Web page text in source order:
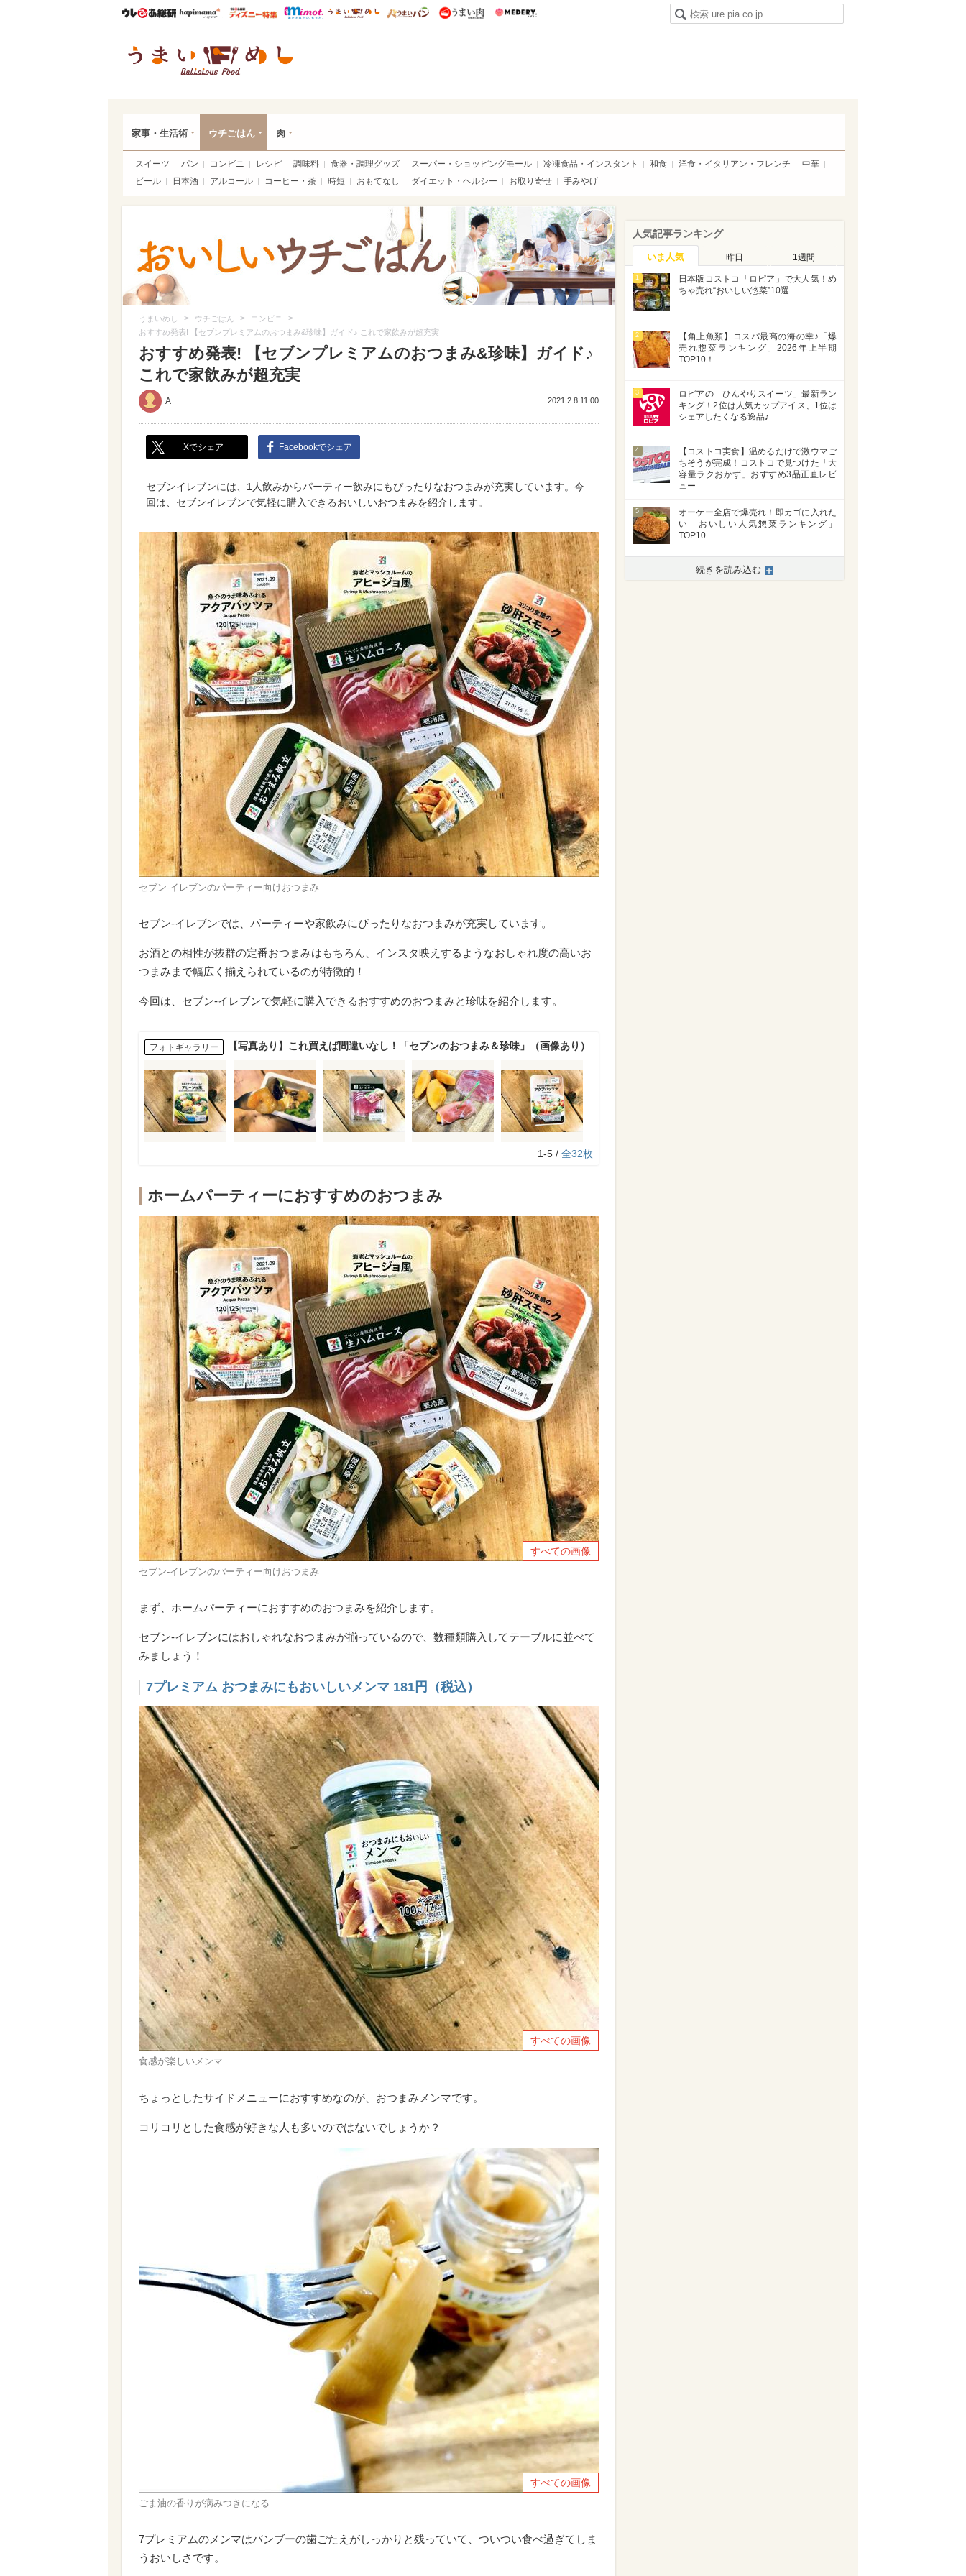
ウレぴあ総研ハピママ* ウレぴあ総研 ディズニー特集
mimot. うまいめし うまいパン うまい肉
家事・生活術 ウチごはん 肉
スイーツ パン コンビニ レシピ 調味料 食器・調理グッズ スーパー・ショッピングモール 冷凍食品・インスタント 和食 洋食・イタリアン・フレンチ
中華
ビール
日本酒 アルコール コーヒー・茶 時短 おもてなし ダイエット・ヘルシー お取り寄せ 手みやげ
うまいめし > ウチごはん > コンビニ >
おすすめ発表! 【セブンプレミアムのおつまみ&珍味】ガイド♪ これで家飲みが超充実
おすすめ発表! 【セブンプレミアムのおつまみ&珍味】ガイド♪
これで家飲みが超充実
A 2021.2.8 11:00
Xでシェア Facebookでシェア
セブンイレブンには、1人飲みからパーティー飲みにもぴったりなおつまみが充実しています。今
回は、セブンイレブンで気軽に購入できるおいしいおつまみを紹介します。
セブン-イレブンのパーティー向けおつまみ
セブン-イレブンでは、パーティーや家飲みにぴったりなおつまみが充実しています。
お酒との相性が抜群の定番おつまみはもちろん、インスタ映えするようなおしゃれ度の高いお
つまみまで幅広く揃えられているのが特徴的！
今回は、セブン-イレブンで気軽に購入できるおすすめのおつまみと珍味を紹介します。
フォトギャラリー 【写真あり】これ買えば間違いなし！「セブンのおつまみ＆珍味」（画像あり）
1-5 / 全32枚
ホームパーティーにおすすめのおつまみ
すべての画像
セブン-イレブンのパーティー向けおつまみ
まず、ホームパーティーにおすすめのおつまみを紹介します。
セブン-イレブンにはおしゃれなおつまみが揃っているので、数種類購入してテーブルに並べて
みましょう！
7プレミアム おつまみにもおいしいメンマ 181円（税込）
すべての画像
食感が楽しいメンマ
ちょっとしたサイドメニューにおすすめなのが、おつまみメンマです。
コリコリとした食感が好きな人も多いのではないでしょうか？
すべての画像
ごま油の香りが病みつきになる
7プレミアムのメンマはバンブーの歯ごたえがしっかりと残っていて、ついつい食べ過ぎてしま
うおいしさです。
人気記事ランキング
いま人気 昨日 1週間
1
日本版コストコ「ロピア」で大人気！め
ちゃ売れ“おいしい惣菜”10選
2
【角上魚類】コスパ最高の海の幸♪「爆
売れ惣菜ランキング」2026年上半期
TOP10！
3
ロピアの「ひんやりスイーツ」最新ラン
キング！2位は人気カップアイス、1位は
シェアしたくなる逸品♪
4
【コストコ実食】温めるだけで激ウマご
ちそうが完成！コストコで見つけた「大
容量ラクおかず」おすすめ3品正直レビ
ュー
5
オーケー全店で爆売れ！即カゴに入れた
い「おいしい人気惣菜ランキング」
TOP10
続きを読み込む